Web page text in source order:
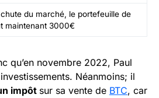
du marché, le portefeuille de
maintenant 3000€
qu’en novembre 2022, Paul
Néanmoins; il
impôt sur sa vente de BTC, car